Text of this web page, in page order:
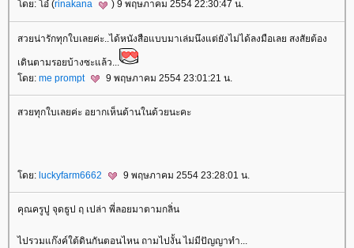
ดย: โอ๋ (rinakana ) 9 พฤษภาคม 2554 22:30:47 น.
สวยน่ารักทุกใบเลยค่ะ..ได้หนังสือแบบมาเล่มนึงแต่ยังไม่ได้ลงมือเลย สงสัยต้อง
เดินตามรอยบ้างซะแล้ว...
ดย: me prompt 9 พฤษภาคม 2554 23:01:21 น.
สวยทุกใบเลยค่ะ อยากเห็นด้านในด้วยนะคะ
ดย: luckyfarm6662 9 พฤษภาคม 2554 23:28:01 น.
คุณครูปู จุดธูป ฤ เปล่า พี่ลอยมาตามกลิ่น
ไปรวมแก๊งค์ใต้ดินกันตอนไหน ถามไปงั้น ไม่มีปัญญาทำ...